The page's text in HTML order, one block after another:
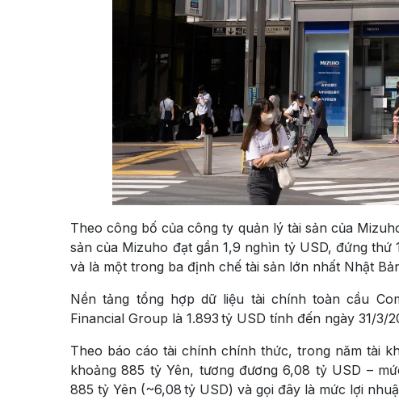
Theo công bố của công ty quản lý tài sản của
sản của Mizuho đạt gần 1,9 nghìn tỷ USD, đứng
và là một trong ba định chế tài sản lớn nhất Nhật
Nền tảng tổng hợp dữ liệu tài chính toàn cầu
Financial Group là 1.893 tỷ USD tính đến ngày 31/3/
Theo báo cáo tài chính chính thức, trong năm tài
khoảng 885 tỷ Yên, tương đương 6,08 tỷ USD –
885 tỷ Yên (~6,08 tỷ USD) và gọi đây là mức lợi